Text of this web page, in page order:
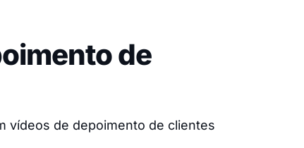
de
vídeos de depoimento de clientes